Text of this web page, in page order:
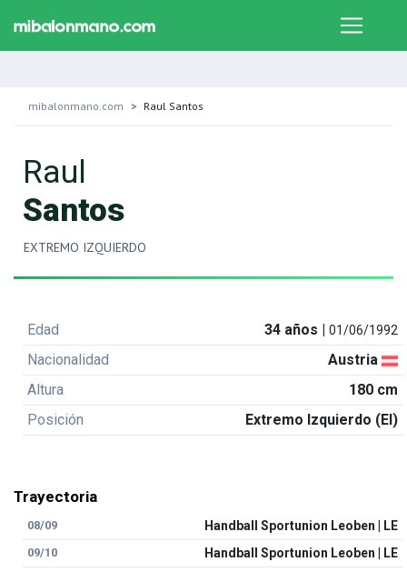
mibalonmano.com Raul Santos
Raul
Santos
EXTREMO IZQUIERDO
Edad 34 años |01/06/1992
Nacionalidad
Austria
Altura
180 cm
Posición
Extremo Izquierdo (EI)
Trayectoria
08/09 Handball Sportunion Leoben | LE
09/10 Handball Sportunion Leoben | LE